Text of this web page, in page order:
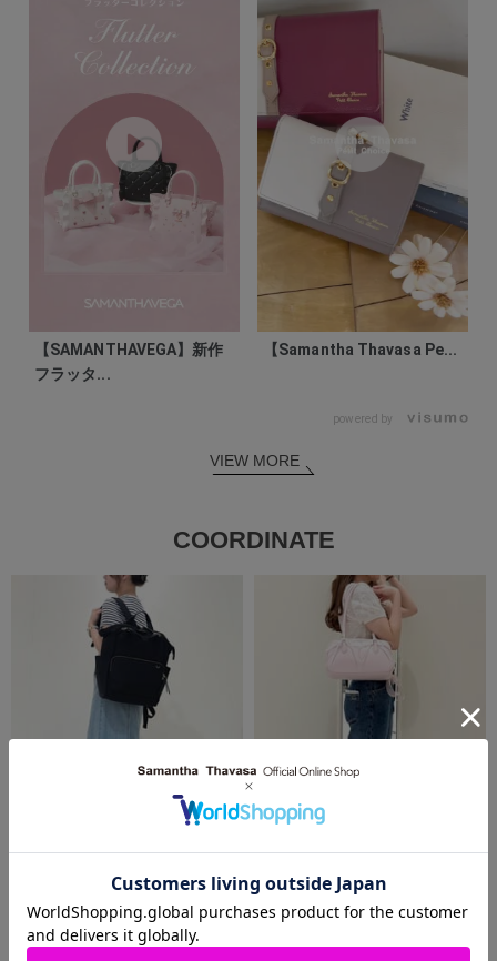
【SAMANTHAVEGA】新作
フラッタ...
【Samantha Thavasa Pe...
powered by
VIEW MORE
COORDINATE
2026.08.08
Samantha Thavasa
2026.08.07